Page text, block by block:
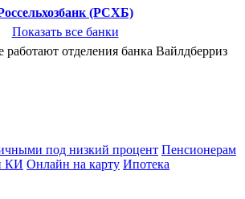
(РСХБ)
Показать все банки
работают отделения банка Вайлдберриз
под низкий процент Пенсионерам
КИ Онлайн на карту Ипотека